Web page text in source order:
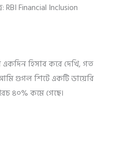
Financial Inclusion
হিসাব করে দেখি, গত
গুগল শিটে একটি ডায়েরি
৪০% কমে গেছে।